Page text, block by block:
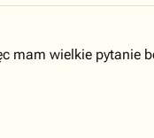
mam wielkie pytanie